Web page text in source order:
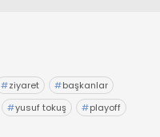
#ziyaret #başkanlar
#yusuf tokuş #playoff